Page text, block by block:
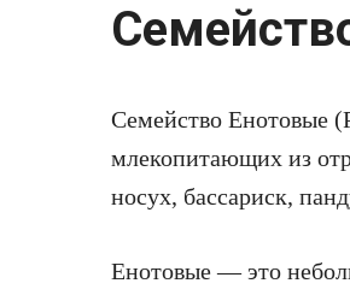
Семейство Енотовые
млекопитающих из
носух, бассариск,
Енотовые — это